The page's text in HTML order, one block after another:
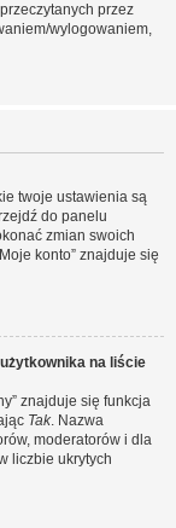
przez
wylogowaniem,
twoje ustawienia są
do panelu
zmian swoich
konto” znajduje się
na liście
znajduje się funkcja
Tak. Nazwa
moderatorów i dla
liczbie ukrytych